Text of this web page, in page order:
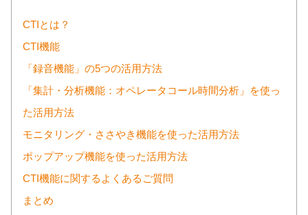
CTIとは？
CTI機能
「録音機能」の5つの活用方法
「集計・分析機能：オペレータコール時間分析」を使っ
た活用方法
モニタリング・ささやき機能を使った活用方法
ポップアップ機能を使った活用方法
CTI機能に関するよくあるご質問
まとめ